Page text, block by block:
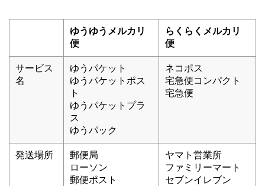
ゆうゆうメルカリ
便
らくらくメルカリ
便
サービス
名
ゆうパケット
ゆうパケットポス
ト
ゆうパケットプラ
ス
ゆうパック
ネコポス
宅急便コンパクト
宅急便
発送場所
郵便局
ローソン
郵便ポスト
ヤマト営業所
ファミリーマート
セブンイレブン